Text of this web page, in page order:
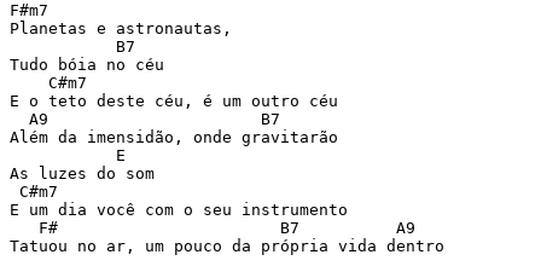
F#m7
Planetas e astronautas,
           B7
Tudo bóia no céu
    C#m7
E o teto deste céu, é um outro céu
  A9                      B7
Além da imensidão, onde gravitarão
           E
As luzes do som
C#m7
E um dia você com o seu instrumento
   F#                       B7          A9
Tatuou no ar, um pouco da própria vida dentro